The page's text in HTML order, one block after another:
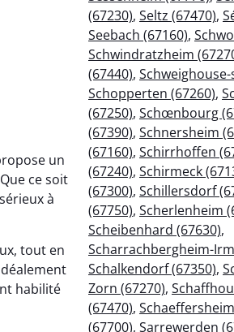
un
ce soit
à
tout en
habilité
(67230), Seltz (67470),
Seebach (67160),
Schwindratzheim
(67440),
Schopperten (67260),
(67250), Schœnbourg
(67390), Schnersheim
(67160), Schirrhoffen
(67240), Schirmeck
(67300), Schillersdorf
(67750), Scherlenheim
Scheibenhard (67630),
Scharrachbergheim-
Schalkendorf (67350),
Zorn (67270),
(67470),
(67700), Sarrewerden